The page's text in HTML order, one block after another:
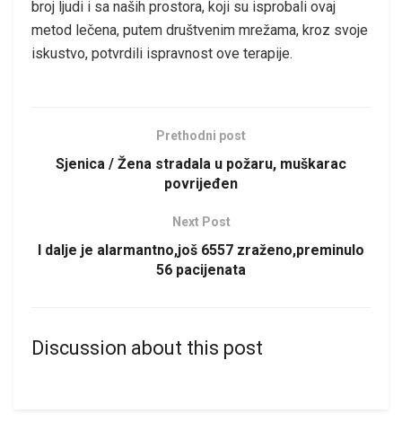
broj ljudi i sa naših prostora, koji su isprobali ovaj
metod lečena, putem društvenim mrežama, kroz svoje
iskustvo, potvrdili ispravnost ove terapije.
Prethodni post
Sjenica / Žena stradala u požaru, muškarac
povrijeđen
Next Post
I dalje je alarmantno,još 6557 zraženo,preminulo
56 pacijenata
Discussion about this post